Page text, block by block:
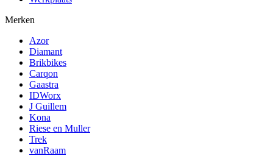
Merken
Azor
Diamant
Brikbikes
Carqon
Gaastra
IDWorx
J Guillem
Kona
Riese en Muller
Trek
vanRaam